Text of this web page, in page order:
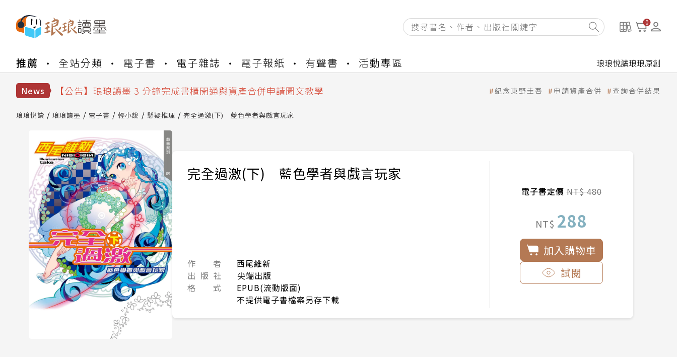
0
推薦 全站分類 電子書 電子雜誌 電子報紙 有聲書 活動專區 琅琅悅讀琅琅原創
News
【公告】琅琅讀墨數位閱讀資產合併與書櫃開通申請
【公告】琅琅讀墨 3 分鐘完成書櫃開通與資產合併申請圖文教學
【公告】琅琅讀墨數位閱讀資產合併與書櫃開通申請
紀念東野圭吾 申請資產合併 查詢合併結果
琅琅悅讀 琅琅讀墨 電子書 輕小說 懸疑推理 完全過激(下) 藍色學者與戲言玩家
完全過激(下) 藍色學者與戲言玩家
作 者
西尾維新
出 版 社
尖端出版
格 式
EPUB(流動版面)
不提供電子書檔案另存下載
電子書定價NT$ 480
NT$ 288
加入購物車
試閱